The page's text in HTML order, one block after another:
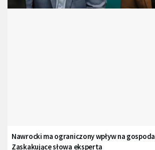
Nawrocki ma ograniczony wpływ na
Zaskakujące słowa eksperta